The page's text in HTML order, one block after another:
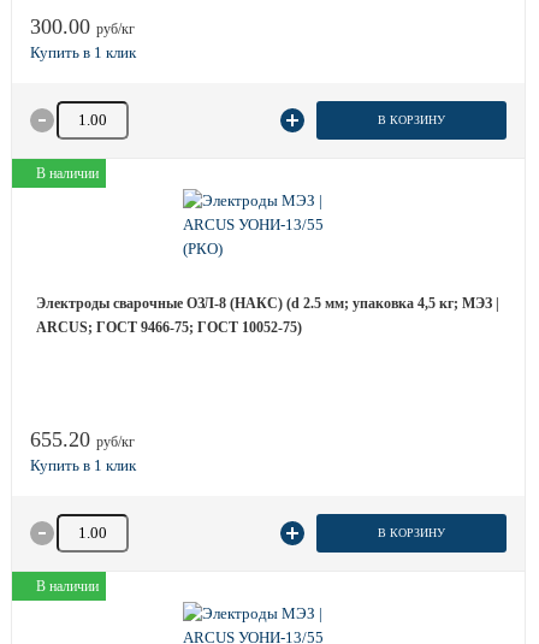
300.00 руб/кг
Количество товара В КОРЗИНУ
В наличии
Электроды сварочные ОЗЛ-8 (НАКС) (d 2.5 мм; упаковка 4,5 кг; МЭЗ |
ARCUS; ГОСТ 9466-75; ГОСТ 10052-75)
655.20 руб/кг
Количество товара В КОРЗИНУ
В наличии